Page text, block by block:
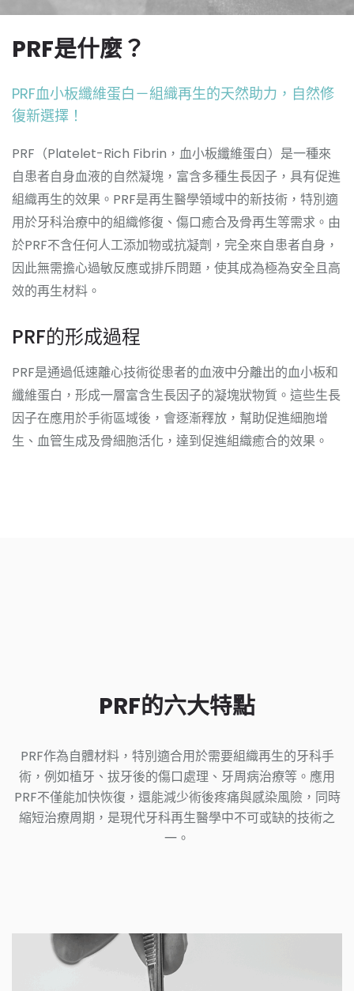
PRF是什麼？
PRF血小板纖維蛋白－組織再生的天然助力，自然修
復新選擇！
PRF（Platelet-Rich Fibrin，血小板纖維蛋白）是一種來
自患者自身血液的自然凝塊，富含多種生長因子，具有促進
組織再生的效果。PRF是再生醫學領域中的新技術，特別適
用於牙科治療中的組織修復、傷口癒合及骨再生等需求。由
於PRF不含任何人工添加物或抗凝劑，完全來自患者自身，
因此無需擔心過敏反應或排斥問題，使其成為極為安全且高
效的再生材料。
PRF的形成過程
PRF是通過低速離心技術從患者的血液中分離出的血小板和
纖維蛋白，形成一層富含生長因子的凝塊狀物質。這些生長
因子在應用於手術區域後，會逐漸釋放，幫助促進細胞增
生、血管生成及骨細胞活化，達到促進組織癒合的效果。
PRF的六大特點
PRF作為自體材料，特別適合用於需要組織再生的牙科手
術，例如植牙、拔牙後的傷口處理、牙周病治療等。應用
PRF不僅能加快恢復，還能減少術後疼痛與感染風險，同時
縮短治療周期，是現代牙科再生醫學中不可或缺的技術之
一。